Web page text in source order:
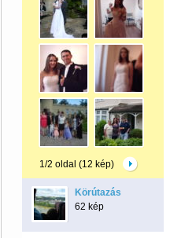
1/2 oldal (12 kép)
Körútazás
62 kép